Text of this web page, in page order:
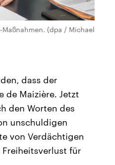
(dpa / Michael
dass der
de Maizière. Jetzt
den Worten des
unschuldigen
von Verdächtigen
Freiheitsverlust für